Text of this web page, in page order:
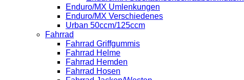
Enduro/MX Umlenkungen
Enduro/MX Verschiedenes
Urban 50ccm/125ccm
Fahrrad
Fahrrad Griffgummis
Fahrrad Helme
Fahrrad Hemden
Fahrrad Hosen